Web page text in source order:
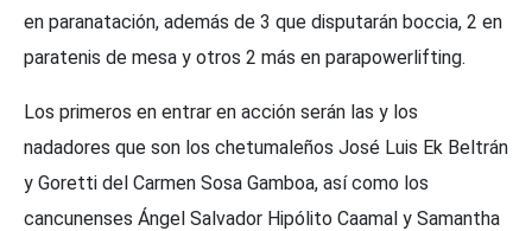
en paranatación, además de 3 que disputarán boccia, 2 en
paratenis de mesa y otros 2 más en parapowerlifting.
Los primeros en entrar en acción serán las y los
nadadores que son los chetumaleños José Luis Ek Beltrán
y Goretti del Carmen Sosa Gamboa, así como los
cancunenses Ángel Salvador Hipólito Caamal y Samantha